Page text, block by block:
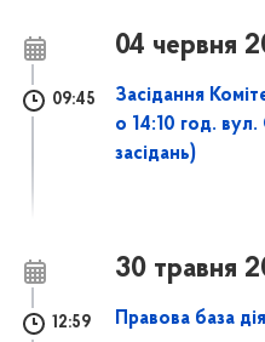
04 червня
09:45
Засідання
о 14:10 год. вул.
засідань)
30 травня
12:59 Правова база